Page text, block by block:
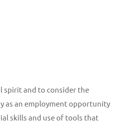
spirit and to consider the
as an employment opportunity
skills and use of tools that